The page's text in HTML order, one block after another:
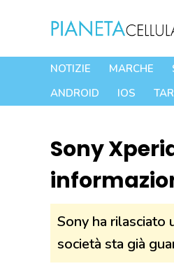
contenuto
NOTIZIE MARCHE
ANDROID
IOS
Sony
Sony ha rilasciato
società sta già